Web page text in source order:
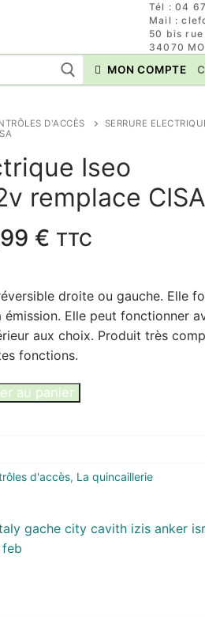
Tél : 04
Mail :
50 bis rue
34070
MON COMPTE
D'ACCÈS
SERRURE
Iseo
remplace CISA
:
€.
€ Le
est :
139,99 €.
TTC
droite ou gauche. Elle
émission. Elle peut fonctionner
aux choix. Produit très
fonctions.
au panier
d'accès, La quincaillerie